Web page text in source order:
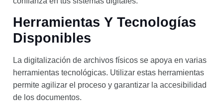
Herramientas Y Tecnologías
Disponibles
La digitalización de archivos físicos se apoya en varias
herramientas tecnológicas. Utilizar estas herramientas
permite agilizar el proceso y garantizar la accesibilidad
de los documentos.